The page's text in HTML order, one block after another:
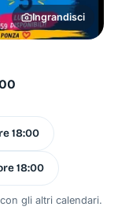
Ingrandisci
18:00
18:00
gli altri calendari.